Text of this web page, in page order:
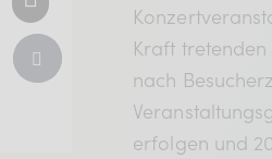
Kraft
nach
erfolgen und